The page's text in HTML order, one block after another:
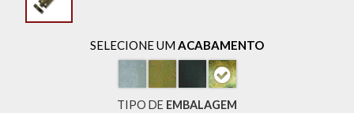
SELECIONE UM ACABAMENTO
TIPO DE EMBALAGEM